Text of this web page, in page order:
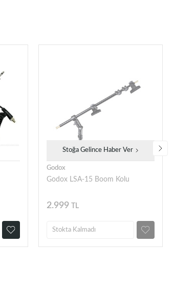
Stoğa Gelince Haber Ver
Godox
Godox LSA-15 Boom Kolu
2.999 TL
Stokta Kalmadı